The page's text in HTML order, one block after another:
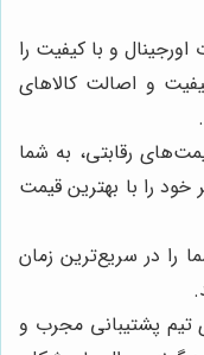
و با کیفیت را
و اصالت کالاهای
رقابتی، به شما
را با بهترین قیمت
را در سریع‌ترین زمان
تیم پشتیبانی مجرب و